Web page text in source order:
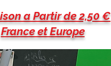
a Partir de 2,50 €
France et Europe